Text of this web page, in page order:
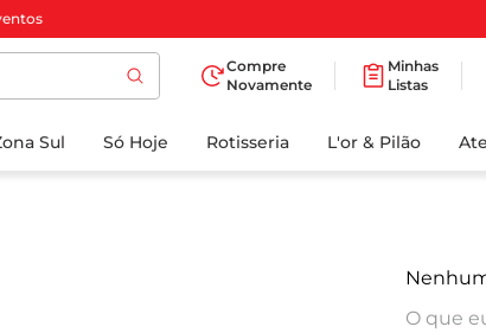
Compre
Novamente
Minhas
Listas
Sul Só Hoje Rotisseria L'or & Pilão
O que
BUSCADOS